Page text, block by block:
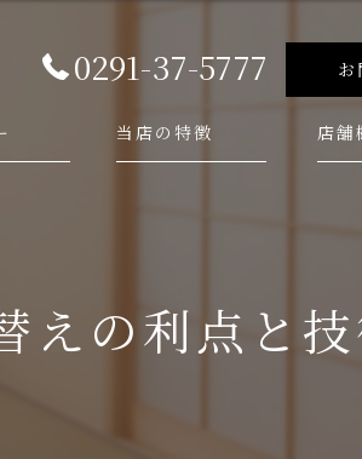
0291-37-5777 お
当店の特徴
畳
店舗
えの利点と